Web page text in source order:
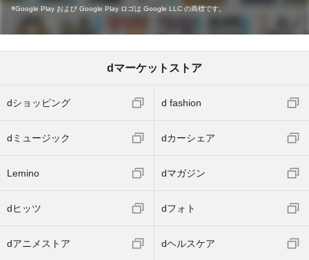
Google Play および Google Play ロゴは Google LLC の商標です。
dマーケットストア
dショッピング d fashion
dミュージック dカーシェア
Lemino dマガジン
dヒッツ dフォト
dアニメストア dヘルスケア